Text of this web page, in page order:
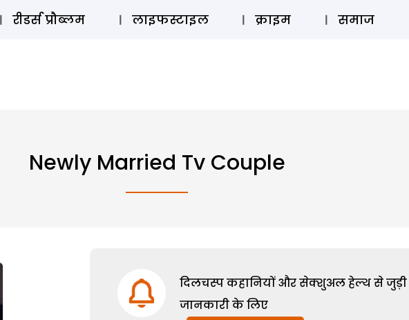
ऑडियो स्टोरी लॉग
रीडर्स प्रौब्लम लाइफस्टाइल क्राइम समाज
Newly Married Tv Couple
दिलचस्प कहानियों और सेक्शुअल हेल्थ से जुड़ी
जानकारी के लिए